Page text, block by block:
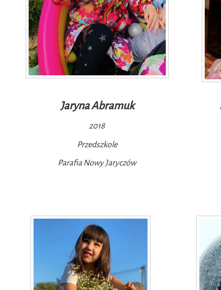
Jaryna Abramuk
2018
Przedszkole
Parafia Nowy Jaryczów